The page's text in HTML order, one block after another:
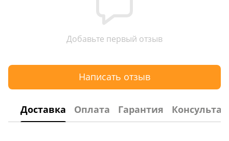
Добавьте первый отзыв
Написать отзыв
Доставка Оплата Гарантия